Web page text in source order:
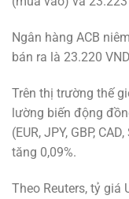
Ngân hàng ACB
bán ra là 23.220
Trên thị trường thế
lường biến động
(EUR, JPY, GBP,
tăng 0,09%.
Theo Reuters, tỷ giá